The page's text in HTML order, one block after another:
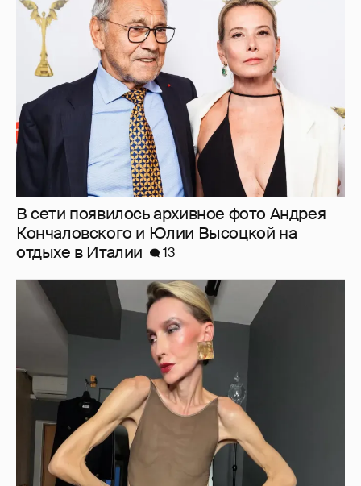
В сети появилось архивное фото Андрея
Кончаловского и Юлии Высоцкой на
отдыхе в Италии
13
"Люблю своё тело". 52-летняя Наталья
Максимова показала фигуру в "голых"